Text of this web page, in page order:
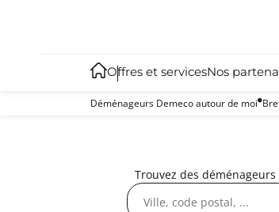
Offres et servicesNos
Déménageurs Demeco autour de moi
Trouvez des